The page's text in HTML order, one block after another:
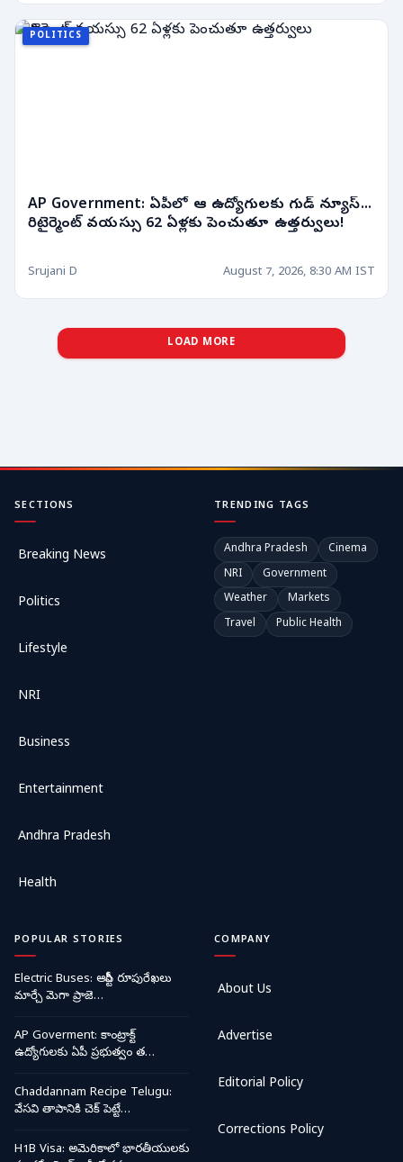
POLITICS
AP Government: ఏపీలో ఆ ఉద్యోగులకు గుడ్ న్యూస్...
రిటైర్మెంట్ వయస్సు 62 ఏళ్లకు పెంచుతూ ఉత్తర్వులు!
Srujani D August 7, 2026, 8:30 AM IST
LOAD MORE
SECTIONS
Breaking News
Politics
Lifestyle
NRI
Business
Entertainment
Andhra Pradesh
Health
TRENDING TAGS
Andhra Pradesh
Cinema
NRI
Government
Weather
Markets
Travel
Public Health
POPULAR STORIES
Electric Buses: ఆర్టీసీ రూపురేఖలు
మార్చే మెగా ప్రాజె…
AP Goverment: కాంట్రాక్ట్
ఉద్యోగులకు ఏపీ ప్రభుత్వం త…
Chaddannam Recipe Telugu:
వేసవి తాపానికి చెక్ పెట్టే…
H1B Visa: అమెరికాలో భారతీయులకు
COMPANY
About Us
Advertise
Editorial Policy
Corrections Policy